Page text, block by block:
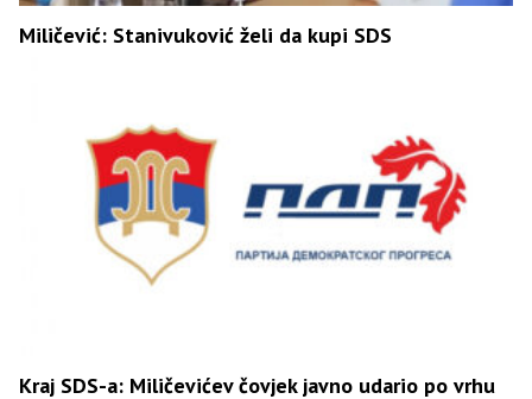
Miličević: Stanivuković želi da kupi SDS
Kraj SDS-a: Miličevićev čovjek javno udario po vrhu